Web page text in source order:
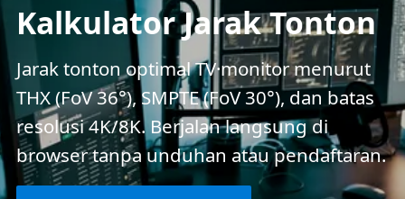
Kalkulator Jarak Tonton
Jarak tonton optimal TV·monitor menurut
THX (FoV 36°), SMPTE (FoV 30°), dan batas
resolusi 4K/8K. Berjalan langsung di
browser tanpa unduhan atau pendaftaran.